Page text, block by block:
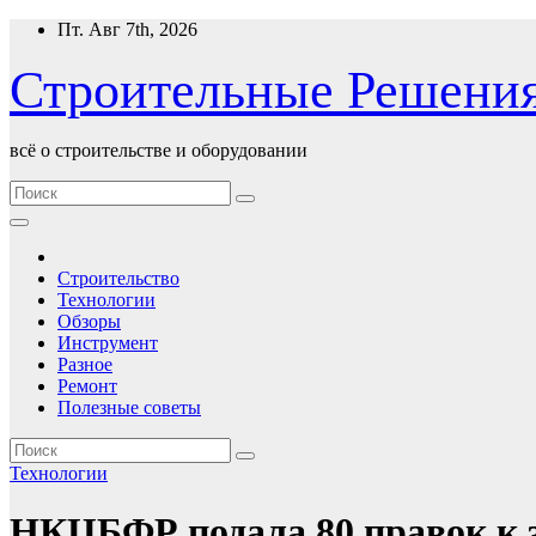
Перейти
содержимому
Пт. Авг 7th, 2026
Строительные
всё о строительстве и оборудовании
Строительство
Технологии
Обзоры
Инструмент
Разное
Ремонт
Полезные советы
Технологии